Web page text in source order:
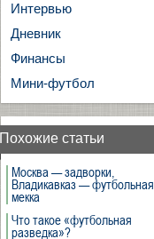
Интервью
Дневник
Финансы
Мини-футбол
Похожие статьи
Москва — задворки,
Владикавказ — футбольная
мекка
Что такое «футбольная
разведка»?